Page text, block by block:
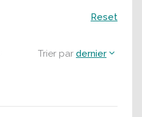
Trier par dernier
Reset